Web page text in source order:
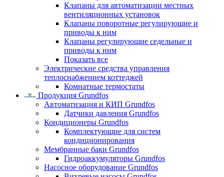
Клапаны для автоматизации местных
вентиляционных установок
Клапаны поворотные регулирующие и
приводы к ним
Клапаны регулирующие седельные и
приводы к ним
Показать все
Электрические средства управления
теплоснабжением коттеджей
Комнатные термостаты
Продукция Grundfos
Автоматизация и КИП Grundfos
Датчики давления Grundfos
Кондиционеры Grundfos
Комплектующие для систем
кондиционирования
Мембранные баки Grundfos
Гидроаккумуляторы Grundfos
Насосное оборудование Grundfos